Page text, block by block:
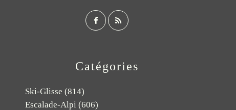
Catégories
Ski-Glisse (814)
Escalade-Alpi (606)